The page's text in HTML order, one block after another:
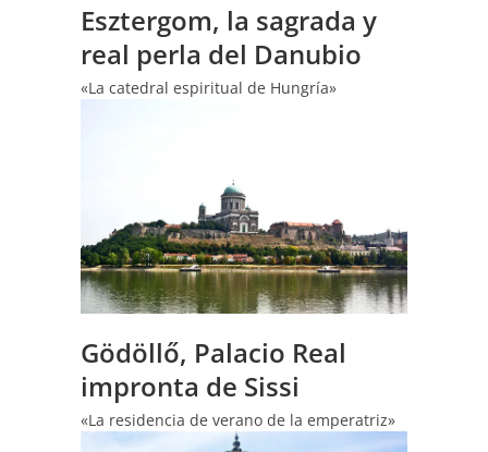
Esztergom, la sagrada y
real perla del Danubio
«La catedral espiritual de Hungría»
Gödöllő, Palacio Real
impronta de Sissi
«La residencia de verano de la emperatriz»